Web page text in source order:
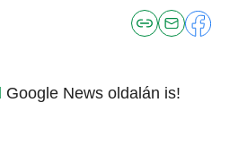
Google News oldalán is!